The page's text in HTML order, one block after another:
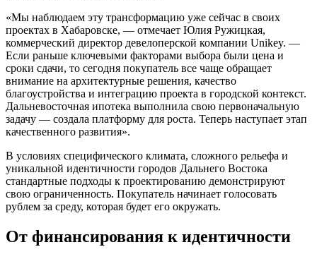
«Мы наблюдаем эту трансформацию уже сейчас в своих
проектах в Хабаровске, — отмечает Юлия Ружицкая,
коммерческий директор девелоперской компании Unikey. —
Если раньше ключевыми факторами выбора были цена и
сроки сдачи, то сегодня покупатель все чаще обращает
внимание на архитектурные решения, качество
благоустройства и интеграцию проекта в городской контекст.
Дальневосточная ипотека выполнила свою первоначальную
задачу — создала платформу для роста. Теперь наступает этап
качественного развития».
В условиях специфического климата, сложного рельефа и
уникальной идентичности городов Дальнего Востока
стандартные подходы к проектированию демонстрируют
свою ограниченность. Покупатель начинает голосовать
рублем за среду, которая будет его окружать.
От финансирования к идентичности